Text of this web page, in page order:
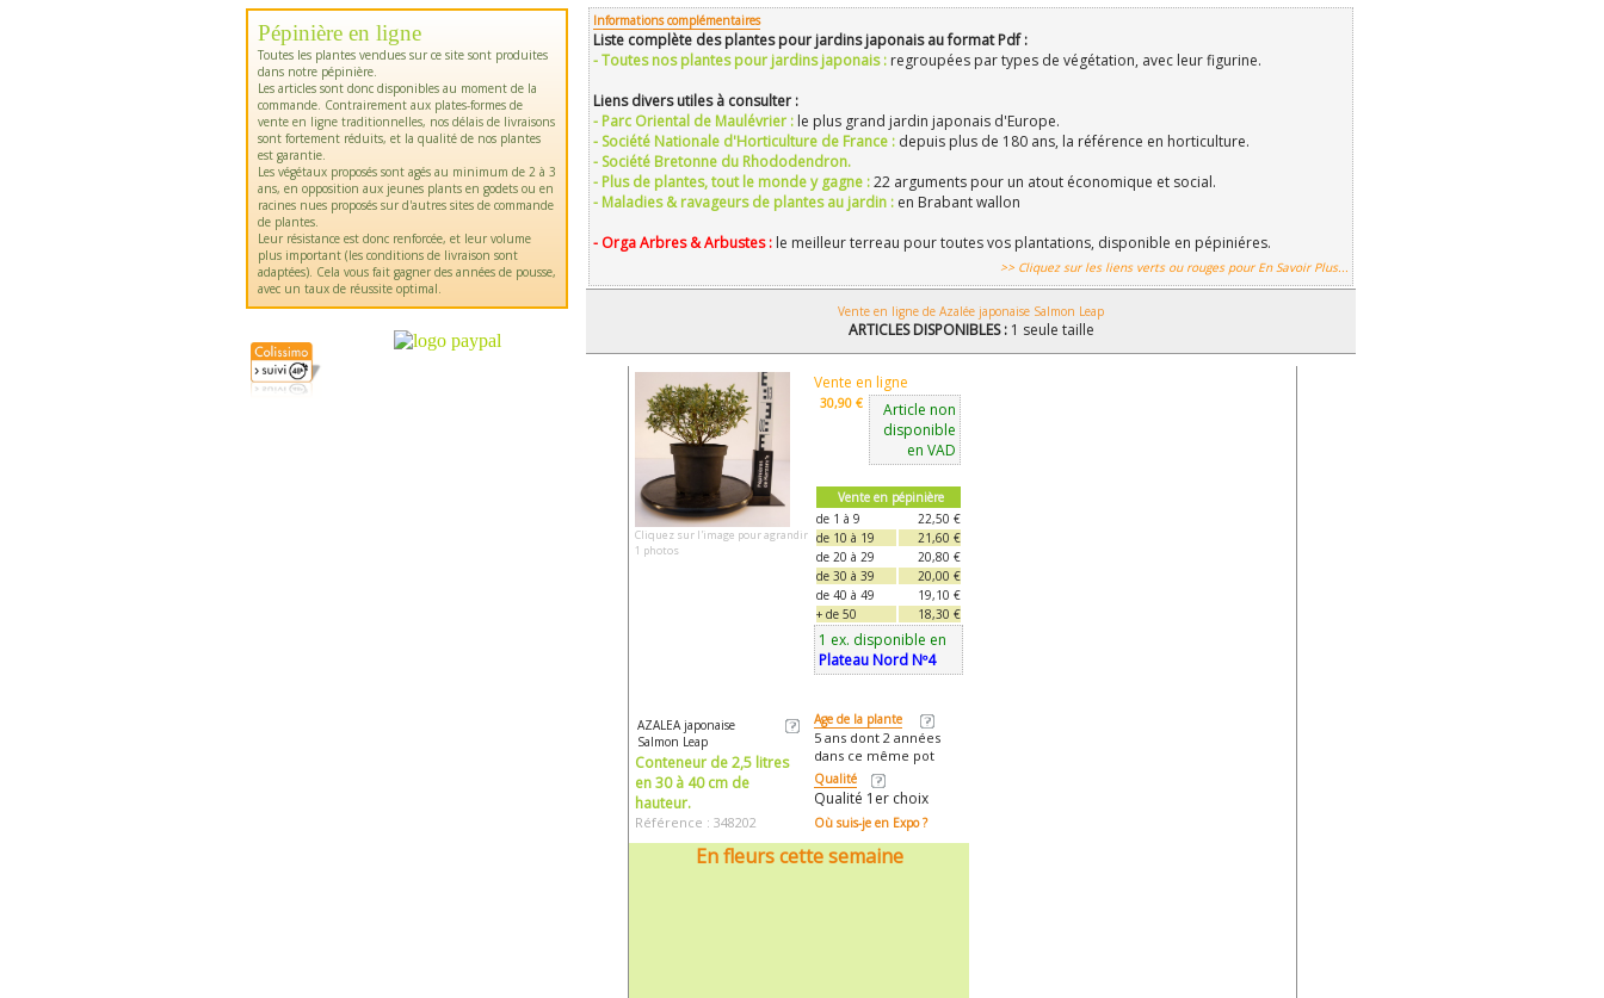
Pépinière en ligne
Toutes les plantes vendues sur ce site sont produites
dans notre pépinière.
Les articles sont donc disponibles au moment de la
commande. Contrairement aux plates-formes de
vente en ligne traditionnelles, nos délais de livraisons
sont fortement réduits, et la qualité de nos plantes
est garantie.
Les végétaux proposés sont agés au minimum de 2 à 3
ans, en opposition aux jeunes plants en godets ou en
racines nues proposés sur d'autres sites de commande
de plantes.
Leur résistance est donc renforcée, et leur volume
plus important (les conditions de livraison sont
adaptées). Cela vous fait gagner des années de pousse,
avec un taux de réussite optimal.
Informations complémentaires
Liste complète des plantes pour jardins japonais au format Pdf :
- Toutes nos plantes pour jardins japonais : regroupées par types de végétation, avec leur figurine.
Liens divers utiles à consulter :
- Parc Oriental de Maulévrier : le plus grand jardin japonais d'Europe.
- Société Nationale d'Horticulture de France : depuis plus de 180 ans, la référence en horticulture.
- Société Bretonne du Rhododendron.
- Plus de plantes, tout le monde y gagne :22 arguments pour un atout économique et social.
- Maladies & ravageurs de plantes au jardin : en Brabant wallon
- Orga Arbres & Arbustes : le meilleur terreau pour toutes vos plantations, disponible en pépiniéres.
>> Cliquez sur les liens verts ou rouges pour En Savoir Plus...
Vente en ligne de Azalée japonaise Salmon Leap
ARTICLES DISPONIBLES : 1 seule taille
Cliquez sur l'image pour agrandir
1 photos
Vente en ligne
30,90 €
Article non
disponible
en VAD
Vente en pépinière
de 1 à 9
22,50 €
de 10 à 19
21,60 €
de 20 à 29
20,80 €
de 30 à 39
20,00 €
de 40 à 49
19,10 €
+ de 50
18,30 €
1 ex. disponible en
Plateau Nord Nº4
AZALEA japonaise
Salmon Leap
Conteneur de 2,5 litres
en 30 à 40 cm de
hauteur.
Référence : 348202
Age de la plante
5 ans dont 2 années
dans ce même pot
Qualité
Qualité 1er choix
Où suis-je en Expo ?
En fleurs cette semaine